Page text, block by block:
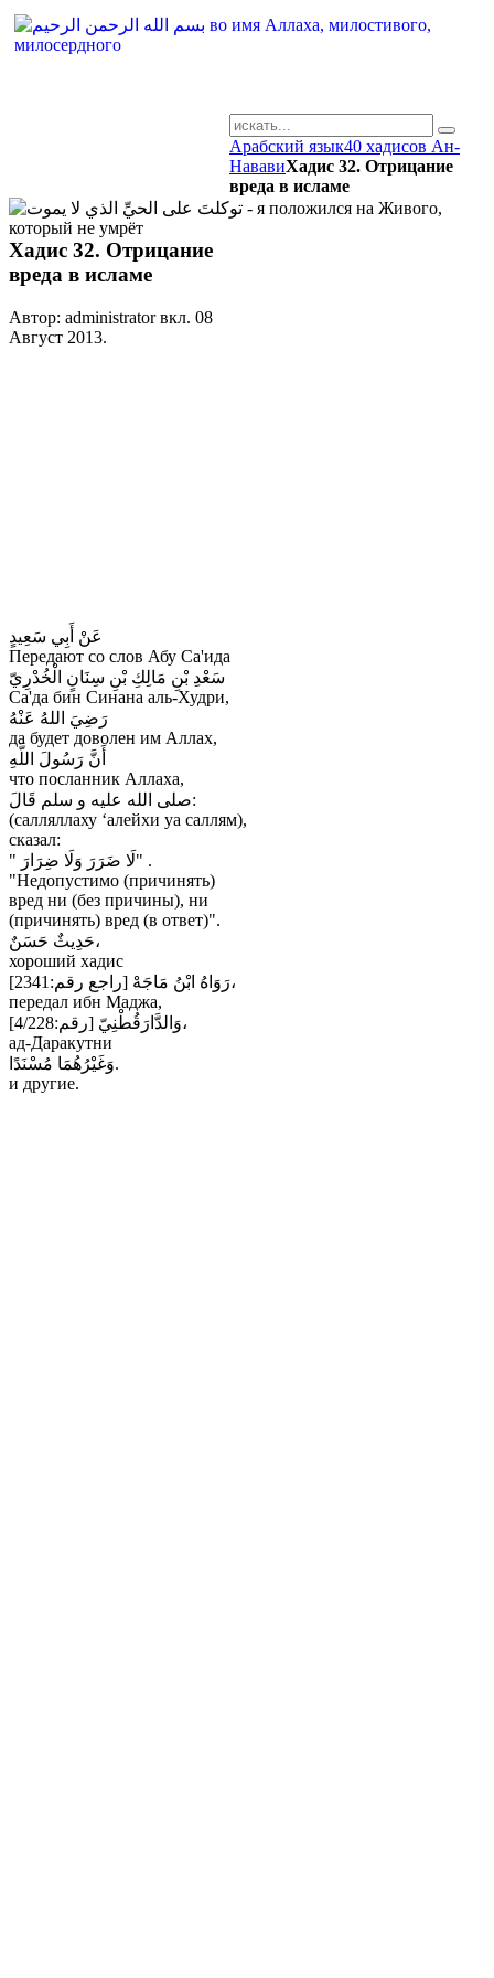
Арабский язык40 хадисов Ан-
НававиХадис 32. Отрицание
вреда в исламе
Хадис 32. Отрицание
вреда в исламе
Автор: administrator вкл. 08
Август 2013.
عَنْ أَبِي سَعِيدٍ
Передают со слов Абу Са'ида
سَعْدِ بْنِ مَالِكِ بْنِ سِنَانٍ الْخُدْرِيّ
Са'да бин Синана аль-Худри,
رَضِيَ اللهُ عَنْهُ
да будет доволен им Аллах,
أَنَّ رَسُولَ اللَّهِ
что посланник Аллаха,
صلى الله عليه و سلم قَالَ:
(салляллаху ‘алейхи уа саллям),
сказал:
" لَا ضَرَرَ وَلَا ضِرَارَ" .
"Недопустимо (причинять)
вред ни (без причины), ни
(причинять) вред (в ответ)".
حَدِيثٌ حَسَنٌ،
хороший хадис
رَوَاهُ ابْنُ مَاجَهْ [راجع رقم:2341]،
передал ибн Маджа,
وَالدَّارَقُطْنِيّ [رقم:4/228]،
ад-Даракутни
وَغَيْرُهُمَا مُسْنَدًا.
и другие.